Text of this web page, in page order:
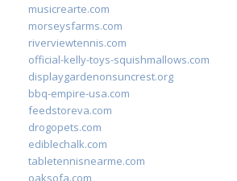
musicrearte.com
morseysfarms.com
riverviewtennis.com
official-kelly-toys-squishmallows.com
displaygardenonsuncrest.org
bbq-empire-usa.com
feedstoreva.com
drogopets.com
ediblechalk.com
tabletennisnearme.com
oaksofa.com